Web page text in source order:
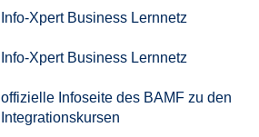
Info-Xpert Business Lernnetz
Info-Xpert Business Lernnetz
offizielle Infoseite des BAMF zu den
Integrationskursen